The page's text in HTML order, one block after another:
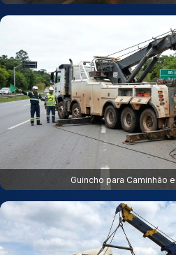
Guincho para Caminhão